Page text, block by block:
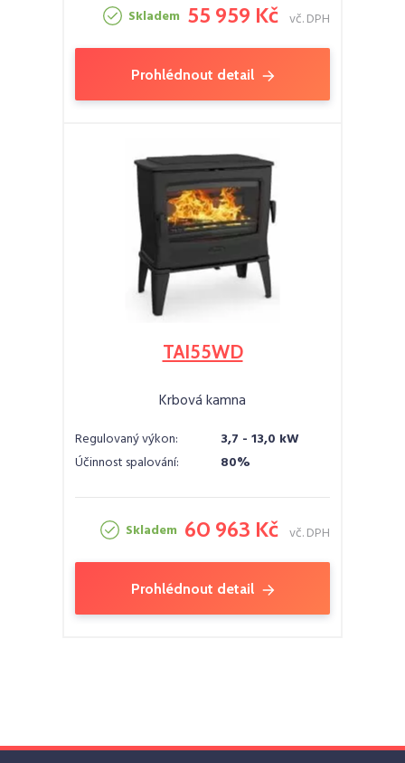
Skladem 55 959 Kč vč. DPH
Prohlédnout detail
TAI55WD
Krbová kamna
Regulovaný výkon:
3,7 - 13,0 kW
Účinnost spalování:
80%
Skladem 60 963 Kč vč. DPH
Prohlédnout detail